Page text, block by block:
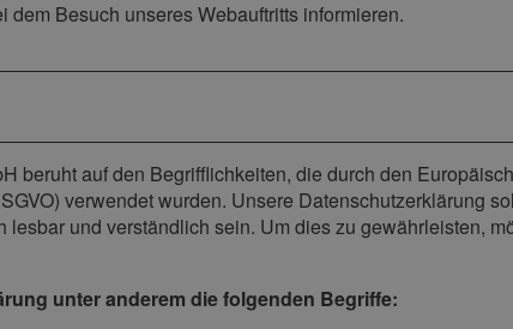
Besuch unseres Webauftritts informieren.
beruht auf den Begrifflichkeiten, die durch den
verwendet wurden. Unsere Datenschutzerklärung
und verständlich sein. Um dies zu gewährleisten,
unter anderem die folgenden Begriffe: